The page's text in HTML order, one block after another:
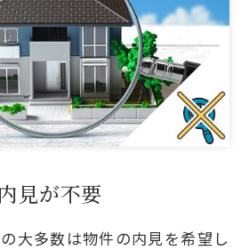
見が不要
大多数は物件の内見を希望し